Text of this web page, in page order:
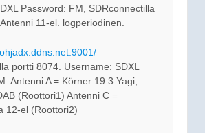
Password: FM, SDRconnectilla
11-el. logperiodinen.
portti 8074. Username: SDXL
Antenni A = Körner 19.3 Yagi,
(Roottori1) Antenni C =
12-el (Roottori2)